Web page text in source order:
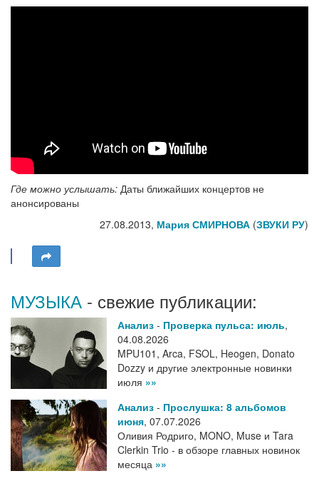
Где можно услышать: Даты ближайших концертов не
анонсированы
27.08.2013, Мария СМИРНОВА (ЗВУКИ РУ)
МУЗЫКА - свежие публикации:
Анализ - Проверка пульса: июль,
04.08.2026
MPU101, Arca, FSOL, Heogen, Donato
Dozzy и другие электронные новинки
июля »»
Анализ - Прослушка: 8 альбомов
июня, 07.07.2026
Оливия Родриго, MONO, Muse и Tara
Clerkin Trio - в обзоре главных новинок
месяца »»